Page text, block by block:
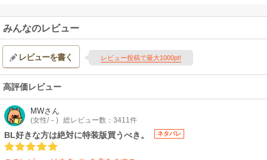
みんなのレビュー
レビューを書く レビュー投稿で最大1000pt!
高評価レビュー
MWさん
(女性/－) 総レビュー数：3411件
BL好きな方は絶対に特装版買うべき。 ネタバレ